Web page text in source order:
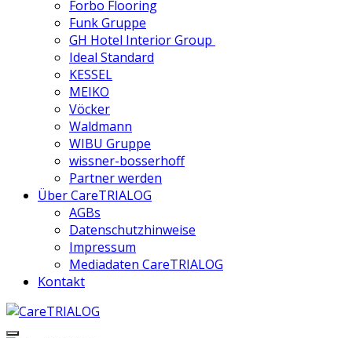
Forbo Flooring
Funk Gruppe
GH Hotel Interior Group
Ideal Standard
KESSEL
MEIKO
Vöcker
Waldmann
WIBU Gruppe
wissner-bosserhoff
Partner werden
Über CareTRIALOG
AGBs
Datenschutzhinweise
Impressum
Mediadaten CareTRIALOG
Kontakt